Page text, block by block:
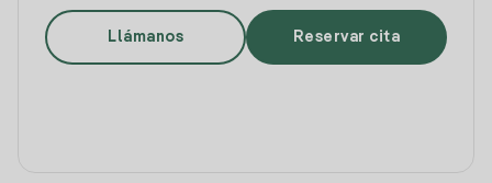
Llámanos Reservar cita